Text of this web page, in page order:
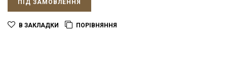
ПІД ЗАМОВЛЕННЯ
В ЗАКЛАДКИ ПОРІВНЯННЯ